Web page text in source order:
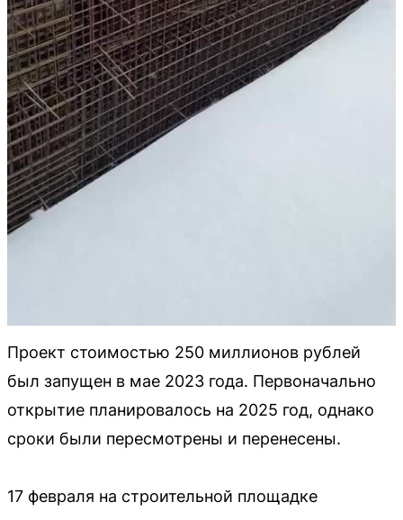
Проект стоимостью 250 миллионов рублей
был запущен в мае 2023 года. Первоначально
открытие планировалось на 2025 год, однако
сроки были пересмотрены и перенесены.
17 февраля на строительной площадке